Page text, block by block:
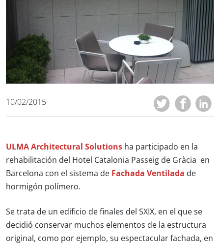
10/02/2015
ULMA Architectural Solutions ha participado en la
rehabilitación del Hotel Catalonia Passeig de Gràcia en
Barcelona con el sistema de Fachada Ventilada de
hormigón polímero.
Se trata de un edificio de finales del SXIX, en el que se
decidió conservar muchos elementos de la estructura
original, como por ejemplo, su espectacular fachada, en